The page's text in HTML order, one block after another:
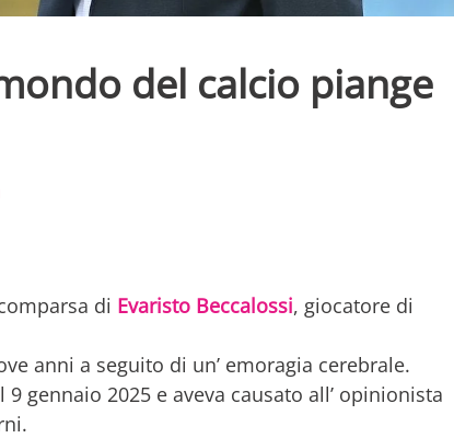
del calcio piange
di Evaristo Beccalossi, giocatore di
anni a seguito di un’ emoragia cerebrale.
gennaio 2025 e aveva causato all’ opinionista